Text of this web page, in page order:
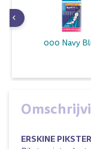
000 Navy
ERSKINE